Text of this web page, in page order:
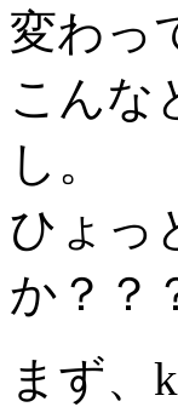
変わっ
こんな
し。
ひょっ
か？？
まず、